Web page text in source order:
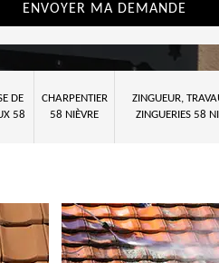
DE
58
CHARPENTIER
58 NIÈVRE
ZINGUEUR,
ZINGUERIES 58